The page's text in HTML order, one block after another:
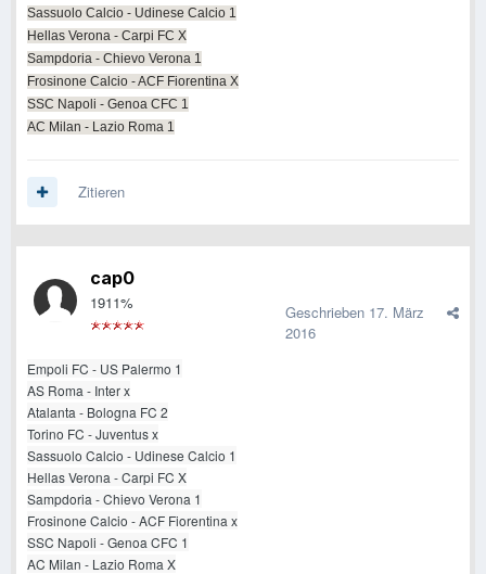
Sassuolo Calcio - Udinese Calcio 1
Hellas Verona - Carpi FC X
Sampdoria - Chievo Verona 1
Frosinone Calcio - ACF Fiorentina X
SSC Napoli - Genoa CFC 1
AC Milan - Lazio Roma 1
Zitieren
cap0
1911% Geschrieben 17. März
2016
Empoli FC - US Palermo 1
AS Roma - Inter x
Atalanta - Bologna FC 2
Torino FC - Juventus x
Sassuolo Calcio - Udinese Calcio 1
Hellas Verona - Carpi FC X
Sampdoria - Chievo Verona 1
Frosinone Calcio - ACF Fiorentina x
SSC Napoli - Genoa CFC 1
AC Milan - Lazio Roma X